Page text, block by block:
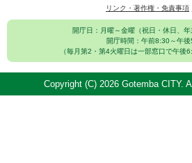
リンク・著作権・免責事項
開庁日：月曜～金曜（祝日・休日、年
開庁時間：午前8:30～午
（毎月第2・第4火曜日は一部窓口で午後
Copyright (C) 2026 Gotemba CITY.